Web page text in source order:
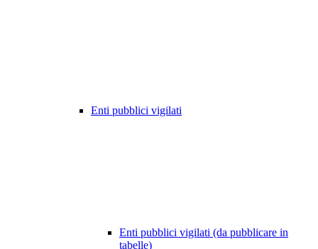
Enti pubblici vigilati
Enti pubblici vigilati (da pubblicare in
tabelle)